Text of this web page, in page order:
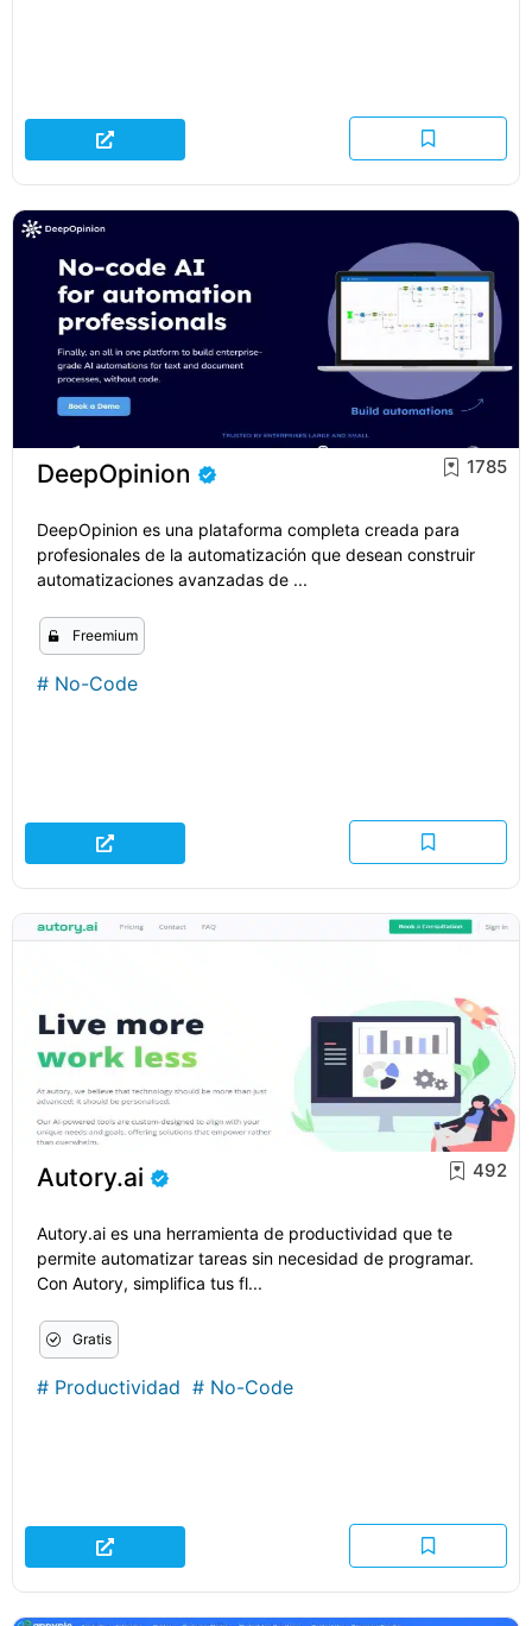
DeepOpinion 1785
DeepOpinion es una plataforma completa creada para
profesionales de la automatización que desean construir
automatizaciones avanzadas de ...
Freemium
# No-Code
Autory.ai 492
Autory.ai es una herramienta de productividad que te
permite automatizar tareas sin necesidad de programar.
Con Autory, simplifica tus fl...
Gratis
# Productividad # No-Code